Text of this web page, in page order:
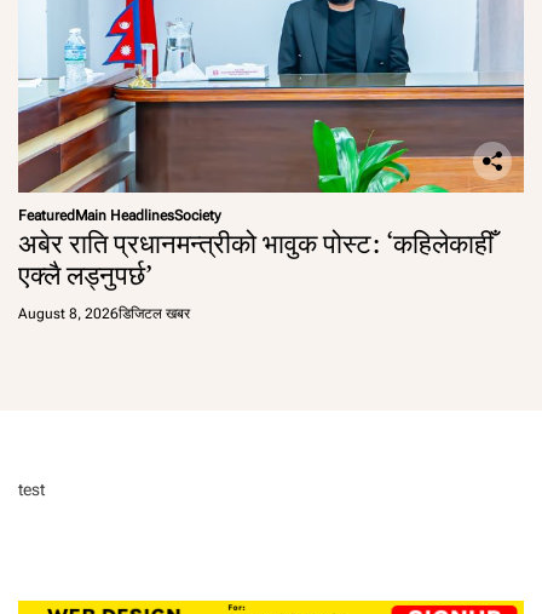
FeaturedMain HeadlinesSociety
अबेर राति प्रधानमन्त्रीको भावुक पोस्ट: ‘कहिलेकाहीँ
एक्लै लड्नुपर्छ’
August 8, 2026डिजिटल खबर
test